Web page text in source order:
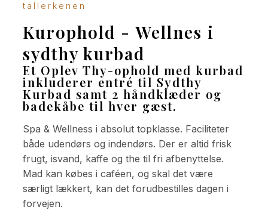
tallerkenen
Kurophold - Wellnes i
sydthy kurbad
Et Oplev Thy-ophold med kurbad
inkluderer entré til Sydthy
Kurbad samt 2 håndklæder og
badekåbe til hver gæst.
Spa & Wellness i absolut topklasse. Faciliteter
både udendørs og indendørs. Der er altid frisk
frugt, isvand, kaffe og the til fri afbenyttelse.
Mad kan købes i caféen, og skal det være
særligt lækkert, kan det forudbestilles dagen i
forvejen.